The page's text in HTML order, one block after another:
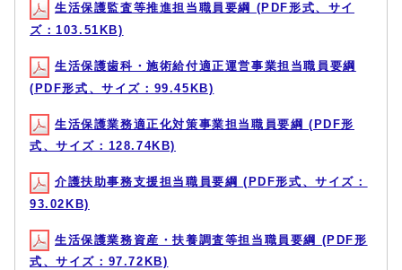
生活保護監査等推進担当職員要綱 (PDF形式、サイ
ズ：103.51KB)
生活保護歯科・施術給付適正運営事業担当職員要綱
(PDF形式、サイズ：99.45KB)
生活保護業務適正化対策事業担当職員要綱 (PDF形
式、サイズ：128.74KB)
介護扶助事務支援担当職員要綱 (PDF形式、サイズ：
93.02KB)
生活保護業務資産・扶養調査等担当職員要綱 (PDF形
式、サイズ：97.72KB)